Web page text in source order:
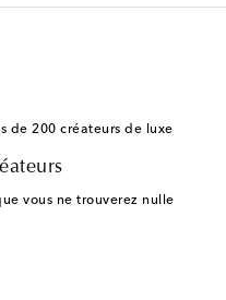
de 200 créateurs de luxe
vous ne trouverez nulle